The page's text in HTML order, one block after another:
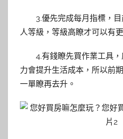
3.優先完成每月指標，
人等級，等級高瞭才可以有
4.有錢瞭先買作業工具
力會提升生活成本，所以前
一單瞭再去升。